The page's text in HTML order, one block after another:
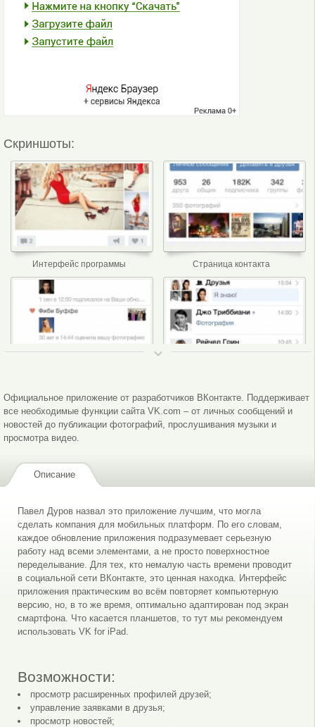
Скриншоты:
Интерфейс программы Страница контакта
Меню программы Ваши новости
Официальное приложение от разработчиков ВКонтакте. Поддерживает
все необходимые функции сайта VK.com – от личных сообщений и
новостей до публикации фотографий, прослушивания музыки и
просмотра видео.
Описание
Павел Дуров назвал это приложение лучшим, что могла
сделать компания для мобильных платформ. По его словам,
каждое обновление приложения подразумевает серьезную
работу над всеми элементами, а не просто поверхностное
переделывание. Для тех, кто немалую часть времени проводит
в социальной сети ВКонтакте, это ценная находка. Интерфейс
приложения практическим во всём повторяет компьютерную
версию, но, в то же время, оптимально адаптирован под экран
смартфона. Что касается планшетов, то тут мы рекомендуем
использовать VK for iPad.
Возможности:
просмотр расширенных профилей друзей;
управление заявками в друзья;
просмотр новостей;